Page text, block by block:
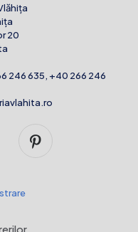
20
246 635, +40 266 246